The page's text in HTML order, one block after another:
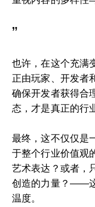
”
也许，在这个充满
正由玩家、开发者
确保开发者获得合
态，才是真正的行
最终，这不仅仅是
于整个行业价值观
艺术表达？或者，
创造的力量？——
温度。